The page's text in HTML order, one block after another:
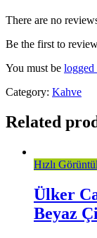
There are no
Be the first to
You must be logged
Category: Kahve
Related
Hızlı
Ülker
Beyaz